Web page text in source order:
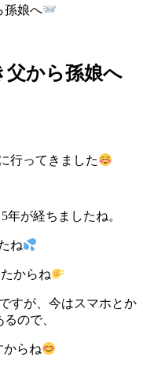
孫娘へ
から孫娘へ
行ってきました
年が経ちましたね。
ね
からね
すが、今はスマホとか
ので、
からね